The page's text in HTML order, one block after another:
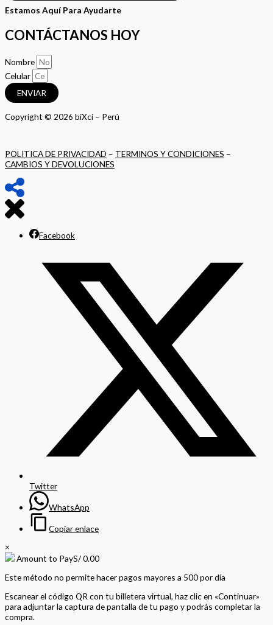
Estamos Aquí Para Ayudarte
CONTÁCTANOS HOY
Nombre
Celular
ENVIAR
Copyright © 2026 biXci – Perú
POLITICA DE PRIVACIDAD – TERMINOS Y CONDICIONES –
CAMBIOS Y DEVOLUCIONES
Facebook
Twitter
WhatsApp
Copiar enlace
×
Amount to PayS/0.00
Este método no permite hacer pagos mayores a 500 por día
Escanear el código QR con tu billetera virtual, haz clic en «Continuar»
para adjuntar la captura de pantalla de tu pago y podrás completar la
compra.